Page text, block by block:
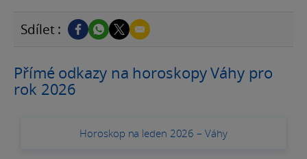
Sdílet :
Přímé odkazy na horoskopy Váhy pro
rok 2026
Horoskop na leden 2026 – Váhy